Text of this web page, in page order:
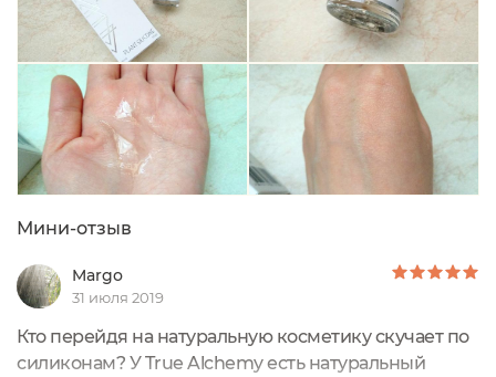
приятных впечатлений.Хоть сыворотка...
Мини-отзыв
Margо
31 июля 2019
Кто перейдя на натуральную косметику скучает по
силиконам? У True Alchemy есть натуральный